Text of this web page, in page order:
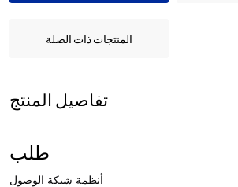
المنتجات ذات الصلة
تفاصيل المنتج
طلب
أنظمة شبكة الوصول